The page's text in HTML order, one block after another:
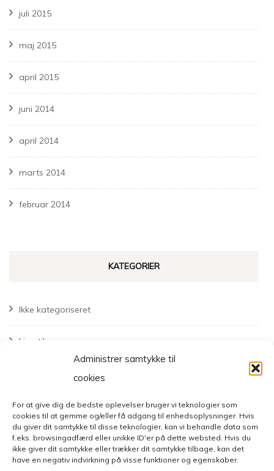
Administrer samtykke til
cookies
For at give dig de bedste oplevelser bruger vi teknologier som
cookies til at gemme og/eller få adgang til enhedsoplysninger. Hvis
du giver dit samtykke til disse teknologier, kan vi behandle data som
f.eks. browsingadfærd eller unikke ID'er på dette websted. Hvis du
ikke giver dit samtykke eller trækker dit samtykke tilbage, kan det
have en negativ indvirkning på visse funktioner og egenskaber.
juli 2015
maj 2015
april 2015
juni 2014
april 2014
marts 2014
februar 2014
KATEGORIER
Ikke kategoriseret
Livsstil